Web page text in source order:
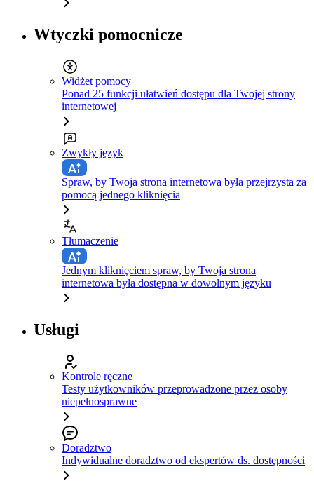
Wtyczki pomocnicze
Widżet pomocy
Ponad 25 funkcji ułatwień dostępu dla Twojej strony
internetowej
Zwykły język
Spraw, by Twoja strona internetowa była przejrzysta za
pomocą jednego kliknięcia
Tłumaczenie
Jednym kliknięciem spraw, by Twoja strona
internetowa była dostępna w dowolnym języku
Usługi
Kontrole ręczne
Testy użytkowników przeprowadzone przez osoby
niepełnosprawne
Doradztwo
Indywidualne doradztwo od ekspertów ds. dostępności